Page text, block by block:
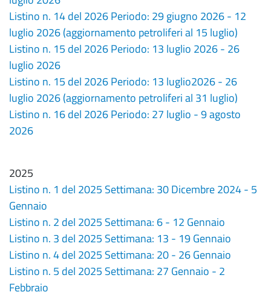
Listino n. 14 del 2026 Periodo: 29 giugno 2026 - 12
luglio 2026 (aggiornamento petroliferi al 15 luglio)
Listino n. 15 del 2026 Periodo: 13 luglio 2026 - 26
luglio 2026
Listino n. 15 del 2026 Periodo: 13 luglio2026 - 26
luglio 2026 (aggiornamento petroliferi al 31 luglio)
Listino n. 16 del 2026 Periodo: 27 luglio - 9 agosto
2026
2025
Listino n. 1 del 2025 Settimana: 30 Dicembre 2024 - 5
Gennaio
Listino n. 2 del 2025 Settimana: 6 - 12 Gennaio
Listino n. 3 del 2025 Settimana: 13 - 19 Gennaio
Listino n. 4 del 2025 Settimana: 20 - 26 Gennaio
Listino n. 5 del 2025 Settimana: 27 Gennaio - 2
Febbraio